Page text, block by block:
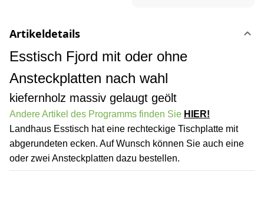
Artikeldetails
Esstisch Fjord mit oder ohne
Ansteckplatten nach wahl
kiefernholz massiv gelaugt geölt
Andere Artikel des Programms finden Sie HIER!
Landhaus Esstisch hat eine rechteckige Tischplatte mit
abgerundeten ecken. Auf Wunsch können Sie auch eine
oder zwei Ansteckplatten dazu bestellen.